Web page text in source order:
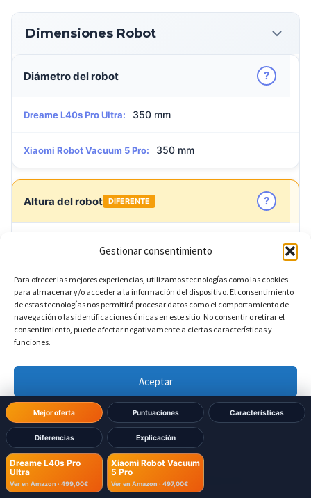
Gestionar consentimiento
Para ofrecer las mejores experiencias, utilizamos tecnologías como las cookies
para almacenar y/o acceder a la información del dispositivo. El consentimiento
de estas tecnologías nos permitirá procesar datos como el comportamiento de
navegación o las identificaciones únicas en este sitio. No consentir o retirar el
consentimiento, puede afectar negativamente a ciertas características y
funciones.
Aceptar
Denegar
Ver preferencias
Política de cookies Política de Privacidad
Mejor oferta Puntuaciones Características
Diferencias Explicación
Dreame L40s Pro
Ultra
Ver en Amazon · 499,00€
Xiaomi Robot Vacuum
5 Pro
Ver en Amazon · 497,00€
Dimensiones Robot
Diámetro del robot ?
Dreame L40s Pro Ultra: 350 mm
Xiaomi Robot Vacuum 5 Pro: 350 mm
Altura del robot DIFERENTE ?
Xiaomi Robot Vacuum 5 Pro: 88 mm
Dimensiones Base
DIFERENTE
Dreame L40s Pro Ultra: 340 mm
Xiaomi Robot Vacuum 5 Pro: 360 mm